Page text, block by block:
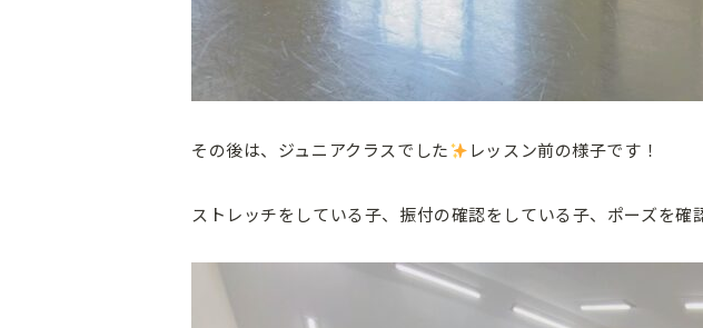
その後は、ジュニアクラスでした レッスン前の様子です！
ストレッチをしている子、振付の確認をしている子、ポーズを